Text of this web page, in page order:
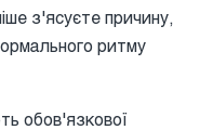
з'ясуєте причину,
ритму
обов'язкової